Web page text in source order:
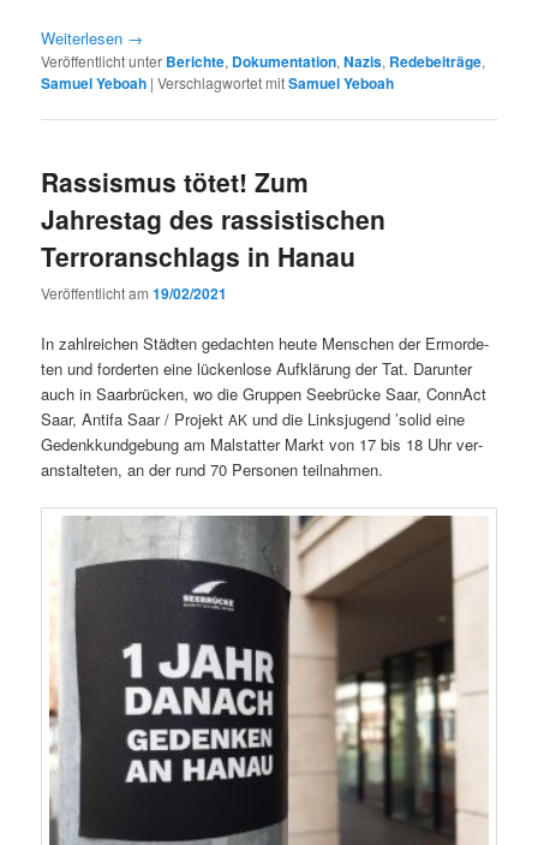
Weit­er­lesen →
Veröffentlicht unter Berichte, Dokumentation,Nazis, Redebeiträge,
Samuel Yeboah |Verschlagwortet mitSamuel Yeboah
Rassismus tötet! Zum
Jahrestag des rassistischen
Terroranschlags in Hanau
Veröffentlicht am19/02/2021
In zahlre­ichen Städten gedacht­en heute Men­schen der Ermorde­
ten und forderten eine lück­en­lose Aufk­lärung der Tat. Darunter
auch in Saar­brück­en, wo die Grup­pen See­brücke Saar, Con­n­Act
Saar, Antifa Saar / Pro­jektAK und die Linksju­gend ’sol­id eine
Gedenkkundge­bung am Mal­stat­ter Markt von 17 bis 18 Uhr ver­
anstal­teten, an der rund 70 Per­so­n­en teilnahmen.